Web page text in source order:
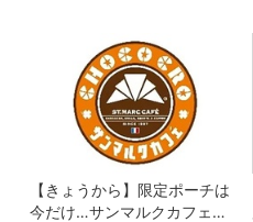
【きょうから】限定ポーチは
今だけ…サンマルクカフェ初